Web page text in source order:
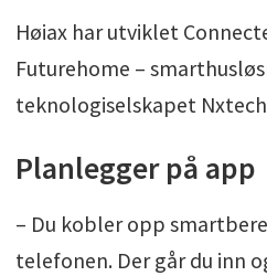
Høiax har utviklet
Futurehome –
teknologiselskapet
Planlegger på app
– Du kobler opp
telefonen. Der går du inn